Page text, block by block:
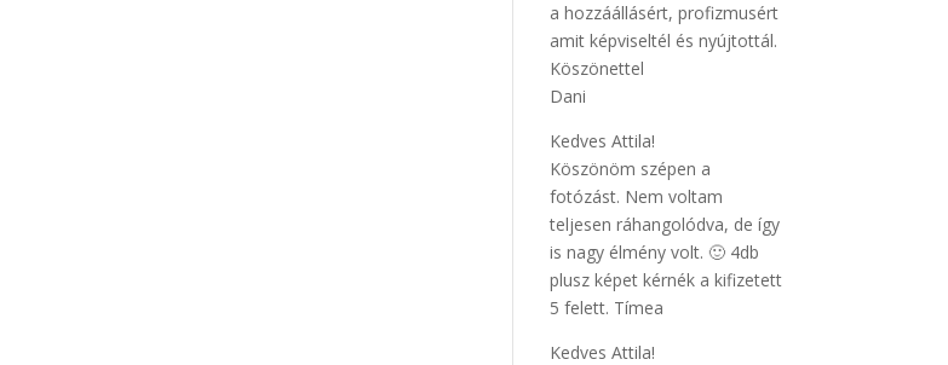
a hozzáállásért, profizmusért
amit képviseltél és nyújtottál.
Köszönettel
Dani
Kedves Attila!
Köszönöm szépen a
fotózást. Nem voltam
teljesen ráhangolódva, de így
is nagy élmény volt. 🙂 4db
plusz képet kérnék a kifizetett
5 felett. Tímea
Kedves Attila!